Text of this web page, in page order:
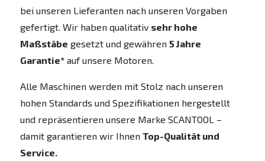
bei unseren Lieferanten nach unseren Vorgaben
gefertigt. Wir haben qualitativ sehr hohe
Maßstäbe gesetzt und gewähren 5 Jahre
Garantie*auf unsere Motoren.
Alle Maschinen werden mit Stolz nach unseren
hohen Standards und Spezifikationen hergestellt
und repräsentieren unsere Marke SCANTOOL –
damit garantieren wir Ihnen Top-Qualität und
Service.